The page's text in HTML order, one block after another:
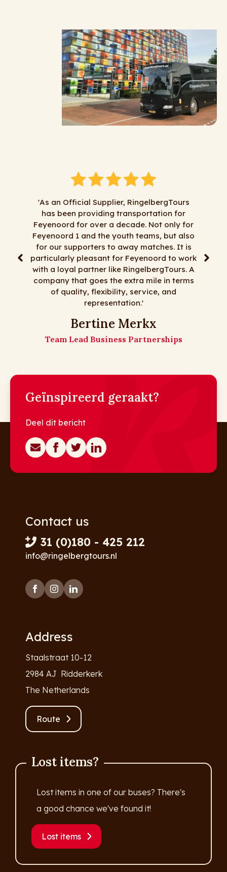
work
‘Al jaren doen wij naar volle tevredenheid
zaken met RingelbergTours. Alles kan en
alles mag, tenminste het meeste dan . Voor
korte transfers, dagtochten, meerdaagse
reizen, goede chauffeurs, flexibiliteit en
mooie bussen moet je bij RingelbergTours
zijn! Op naar nog vele jaren!
De meiden van Matz Travel
Matz Travel
Geïnspireerd geraakt?
Deel dit bericht
Contact us
31 (0)180 - 425 212
info@ringelbergtours.nl
Address
Staalstraat 10-12
2984 AJ Ridderkerk
The Netherlands
Route
Lost items?
Lost items in one of our buses? There's
a good chance we've found it!
Lost items